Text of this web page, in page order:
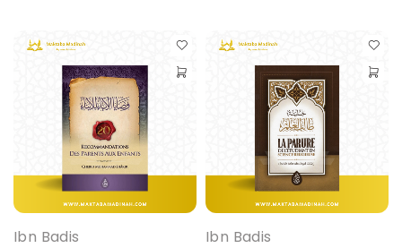
Ibn Badis
Ibn Badis